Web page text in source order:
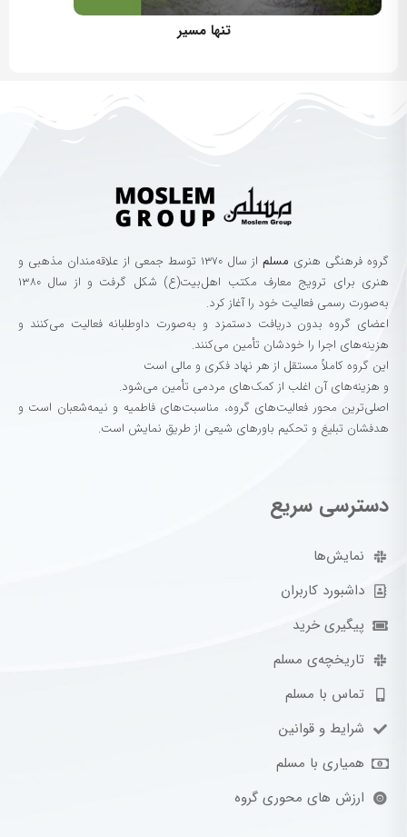
تنها مسیر
گروه‌ فرهنگی‌ هنری‌ مسلم
از سال ۱۳۷۰ توسط جمعی از علاقه‌مندان مذهبی و
هنری برای ترویج معارف مکتب اهل‌بیت(ع) شکل گرفت و از سال ۱۳۸۰
به‌صورت رسمی فعالیت خود را آغاز کرد.
اعضای گروه بدون دریافت دستمزد و به‌صورت داوطلبانه فعالیت می‌کنند و
هزینه‌های اجرا را خودشان تأمین می‌کنند.
این گروه کاملاً مستقل از هر نهاد فکری و مالی است
و هزینه‌های آن اغلب از کمک‌های مردمی تأمین می‌شود.
اصلی‌ترین محور فعالیت‌های گروه، مناسبت‌های فاطمیه و نیمه‌شعبان است و
هدفشان تبلیغ و تحکیم باورهای شیعی از طریق نمایش است.
دسترسی سریع
نمایش‌ها
داشبورد کاربران
پیگیری خرید
تاریخچه‌ی مسلم
تماس با مسلم
شرایط و قوانین
همیاری با مسلم
ارزش های محوری گروه